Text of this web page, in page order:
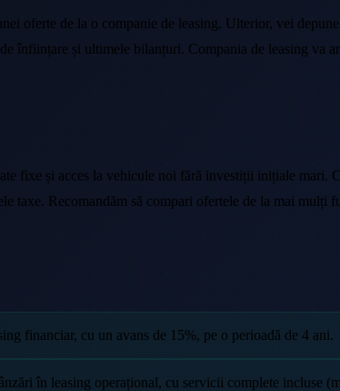
oferte de la o companie de leasing. Ulterior, vei
înființare și ultimele bilanțuri. Compania de leasing va
fixe și acces la vehicule noi fără investiții inițiale mari.
taxe. Recomandăm să compari ofertele de la mai
financiar, cu un avans de 15%, pe o perioadă de 4 ani.
în leasing operațional, cu servicii complete incluse